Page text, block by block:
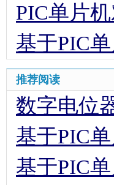
PIC单片
基于PIC
推荐阅读
数字电位
基于PIC
基于PIC